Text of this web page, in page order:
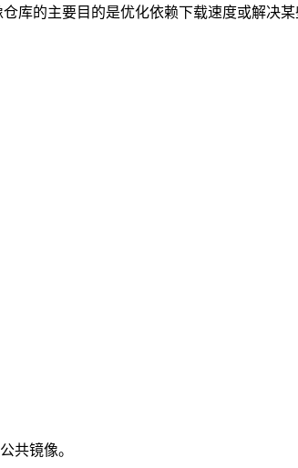
的主要目的是优化依赖下载速度或解决
共镜像。